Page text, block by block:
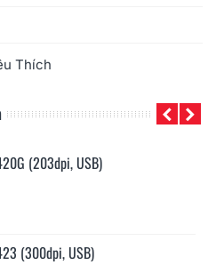
Resin, Outsite,
+ Serial + Parallel + LAN, Tùy
Thích
(203dpi, USB)
(300dpi, USB)